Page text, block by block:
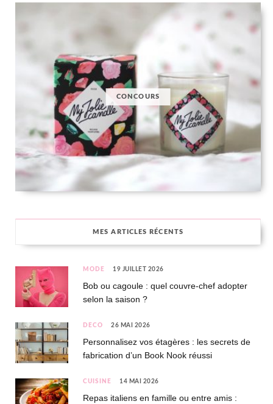
CONCOURS
MES ARTICLES RÉCENTS
MODE 19 JUILLET 2026
Bob ou cagoule : quel couvre-chef adopter
selon la saison ?
DÉCO 26 MAI 2026
Personnalisez vos étagères : les secrets de
fabrication d’un Book Nook réussi
CUISINE 14 MAI 2026
Repas italiens en famille ou entre amis :